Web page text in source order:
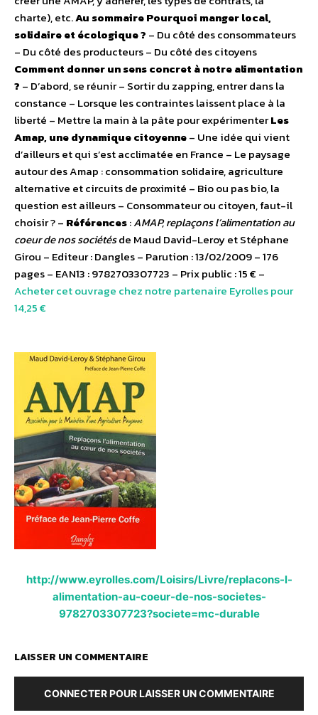
charte), etc.Au sommairePourquoi manger local,
solidaire et écologique ? – Du côté des consommateurs
– Du côté des producteurs – Du côté des citoyens
Comment donner un sens concret à notre alimentation
? – D’abord, se réunir – Sortir du zapping, entrer dans la
constance – Lorsque les contraintes laissent place à la
liberté – Mettre la main à la pâte pour expérimenterLes
Amap, une dynamique citoyenne– Une idée qui vient
d’ailleurs et qui s’est acclimatée en France – Le paysage
autour des Amap : consommation solidaire, agriculture
alternative et circuits de proximité – Bio ou pas bio, la
question est ailleurs – Consommateur ou citoyen, faut-il
choisir ? – Références:AMAP, replaçons l’alimentation au
coeur de nos sociétésde Maud David-Leroy et Stéphane
Girou – Editeur : Dangles – Parution : 13/02/2009 – 176
pages – EAN13 : 9782703307723 – Prix public : 15 € –
Acheter cet ouvrage chez notre partenaire Eyrolles pour
14,25 €
http://www.eyrolles.com/Loisirs/Livre/replacons-l-
alimentation-au-coeur-de-nos-societes-
9782703307723?societe=mc-durable
LAISSER UN COMMENTAIRE
CONNECTER POUR LAISSER UN COMMENTAIRE